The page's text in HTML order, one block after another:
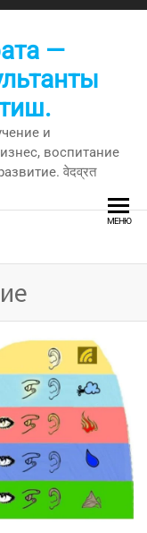
—
и
воспитание
वेदव्रत
МЕНЮ